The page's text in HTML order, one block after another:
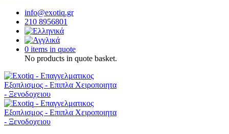
info@exotiq.gr
210 8956801
0 items in quote
No products in quote basket.